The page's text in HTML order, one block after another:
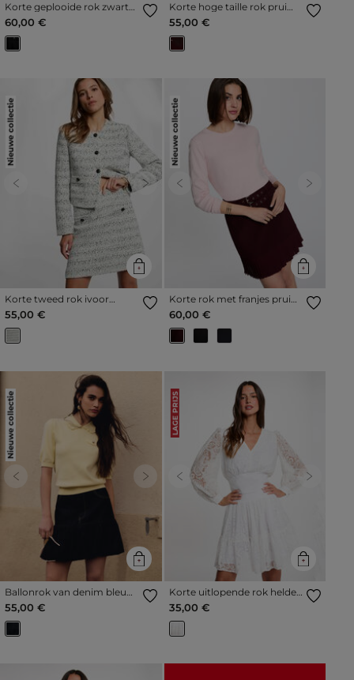
Korte geplooide rok zwart
vrouw
60,00 €
Korte hoge taille rok pruim
vrouw
55,00 €
Nieuwe collectie
Previous Next
Korte tweed rok ivoor
vrouw
55,00 €
Nieuwe collectie
Previous Next
Korte rok met franjes pruim
vrouw
60,00 €
Nieuwe collectie
Previous Next
Ballonrok van denim bleu
55,00 €
LAGE PRIJS
Previous Next
Korte uitlopende rok helder
wit vrouw
35,00 €